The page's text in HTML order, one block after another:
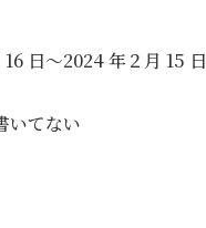
日～2024 年２月 15 日
いてない